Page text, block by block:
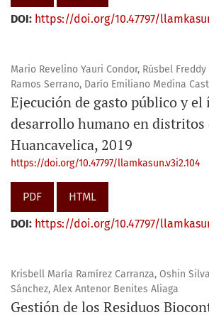
DOI: https://doi.org/10.47797/
Mario Revelino Yauri Condor, Rúsbel Freddy
Ramos Serrano, Darío Emiliano Medina
Ejecución de gasto público y el
desarrollo humano en distritos
Huancavelica, 2019
https://doi.org/10.47797/llamkasun.v3i2.104
PDF
HTML
DOI: https://doi.org/10.47797/
Krisbell María Ramírez Carranza, Oshin Silva
Sánchez, Alex Antenor Benites Aliaga
Gestión de los Residuos